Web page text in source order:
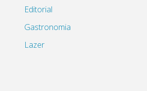
Editorial
Gastronomia
Lazer